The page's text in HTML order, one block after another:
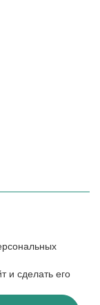
публичной
и сделать его